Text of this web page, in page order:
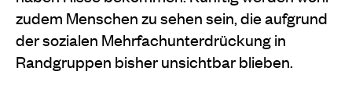
zudem Menschen zu sehen sein, die aufgrund
der sozialen Mehrfachunterdrückung in
Randgruppen bisher unsichtbar blieben.